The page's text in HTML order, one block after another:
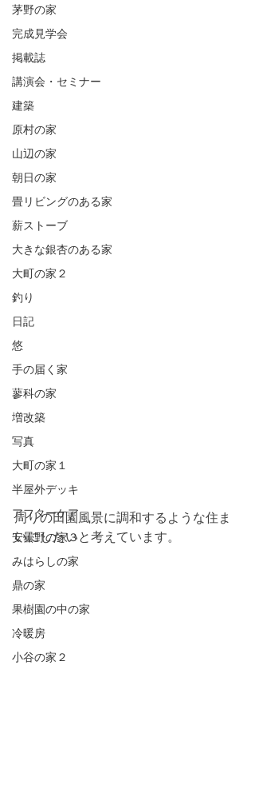
茅野の家
完成見学会
掲載誌
講演会・セミナー
建築
原村の家
山辺の家
朝日の家
畳リビングのある家
薪ストーブ
大きな銀杏のある家
大町の家２
釣り
日記
悠
手の届く家
蓼科の家
増改築
写真
大町の家１
半屋外デッキ
アフターケア
安曇野の家３
みはらしの家
鼎の家
果樹園の中の家
冷暖房
小谷の家２
周りの田園風景に調和するような住ま
いにしたいと考えています。